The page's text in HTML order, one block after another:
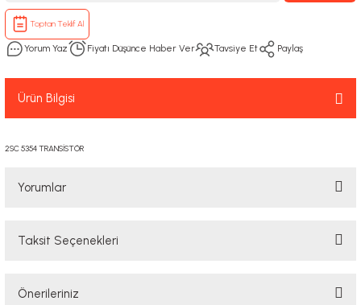
Toptan Teklif Al
Yorum Yaz Fiyatı Düşünce Haber Ver Tavsiye Et Paylaş
Ürün Bilgisi
2SC 5354 TRANSİSTÖR
Yorumlar
Taksit Seçenekleri
Önerileriniz